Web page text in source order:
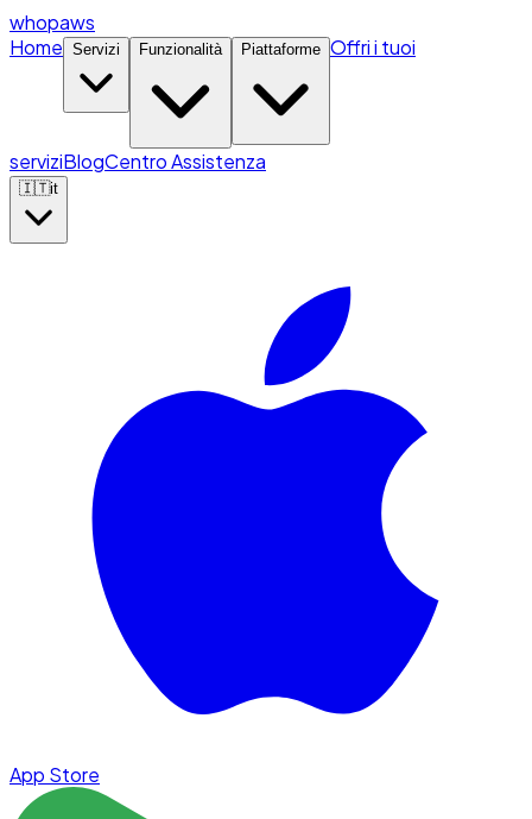
whopaws
Home Servizi Funzionalità Piattaforme Offri i tuoi
serviziBlogCentro Assistenza
🇮🇹it
App Store